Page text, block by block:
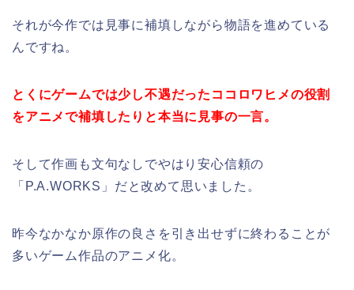
それが今作では見事に補填しながら物語を進めている
んですね。
とくにゲームでは少し不遇だったココロワヒメの役割
をアニメで補填したりと本当に見事の一言。
そして作画も文句なしでやはり安心信頼の
「P.A.WORKS」だと改めて思いました。
昨今なかなか原作の良さを引き出せずに終わることが
多いゲーム作品のアニメ化。